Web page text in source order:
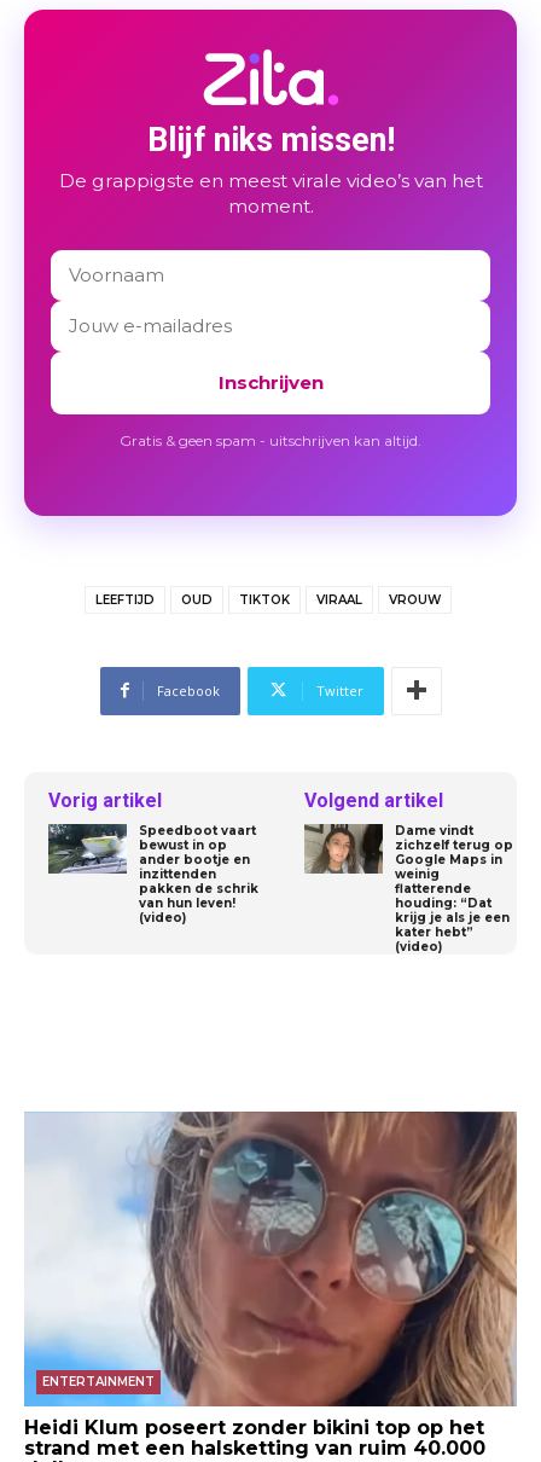
Blijf niks missen!
De grappigste en meest virale video’s van het
moment.
Inschrijven
Gratis & geen spam - uitschrijven kan altijd.
LEEFTIJD OUD TIKTOK VIRAAL VROUW
Facebook Twitter
Vorig artikel
Speedboot vaart
bewust in op
ander bootje en
inzittenden
pakken de schrik
van hun leven!
(video)
Volgend artikel
Dame vindt
zichzelf terug op
Google Maps in
weinig
flatterende
houding: “Dat
krijg je als je een
kater hebt”
(video)
ENTERTAINMENT
Heidi Klum poseert zonder bikini top op het
strand met een halsketting van ruim 40.000